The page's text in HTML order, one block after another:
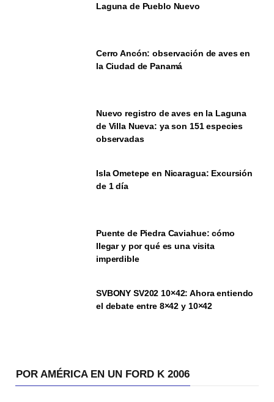
Laguna de Pueblo Nuevo
Cerro Ancón: observación de aves en
la Ciudad de Panamá
Nuevo registro de aves en la Laguna
de Villa Nueva: ya son 151 especies
observadas
Isla Ometepe en Nicaragua: Excursión
de 1 día
Puente de Piedra Caviahue: cómo
llegar y por qué es una visita
imperdible
SVBONY SV202 10×42: Ahora entiendo
el debate entre 8×42 y 10×42
POR AMÉRICA EN UN FORD K 2006